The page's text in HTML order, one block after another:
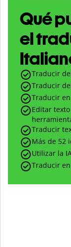
Qué
el
Traducir
Traducir
Traducir
Editar
Traducir
Más de 52
Utilizar la
Traducir